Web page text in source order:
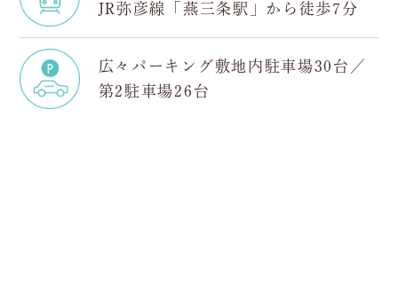
JR弥彦線「燕三条駅」 から徒歩7分
広々パーキング敷地内駐車場30台／
第2駐車場26台